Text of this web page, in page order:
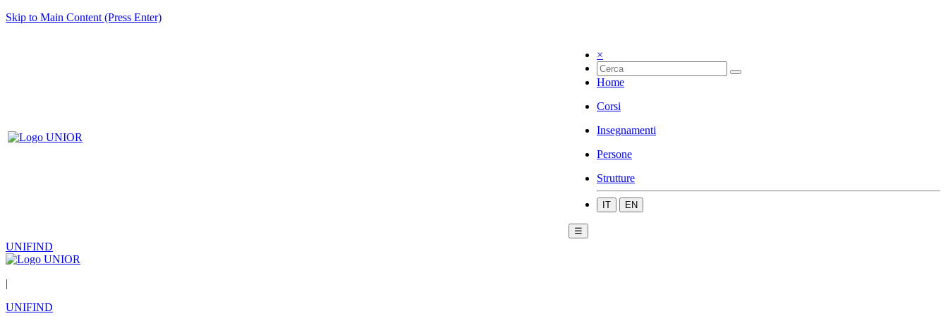
Skip to Main Content (Press Enter)
×
Home
Corsi
Insegnamenti
Persone
Strutture
IT EN
☰
UNIFIND
|
UNIFIND